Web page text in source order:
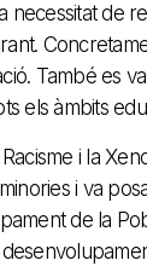
de
També es
els àmbits
i la
i va
de la